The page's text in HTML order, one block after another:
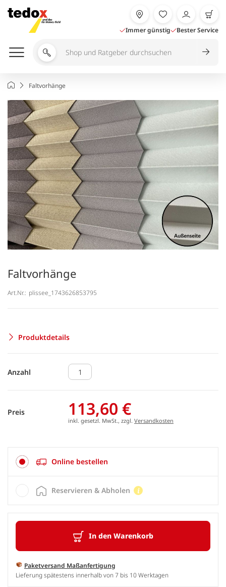
Inhalt
springen
Immer günstig Bester Service
Shop
durchsuchen
StartseiteFaltvorhänge
Faltvorhänge
Art.Nr.: plissee_1743626853795
Produktdetails
Anzahl
Preis 113,60 €
inkl. gesetzl. MwSt., zzgl. Versandkosten
Online bestellen
In den Warenkorb
Paketversand Maßanfertigung
Lieferung spätestens innerhalb von 7 bis 10 Werktagen
Reservieren & Abholen